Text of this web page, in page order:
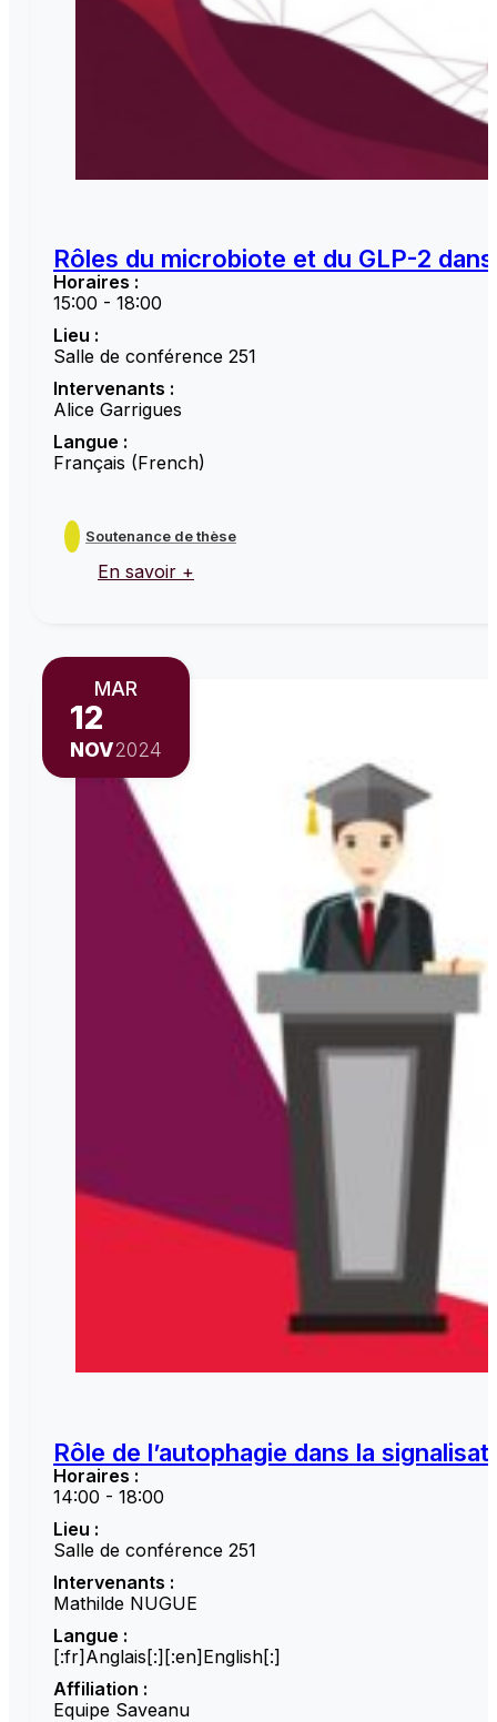
Rôles du microbiote et du GLP-2
Horaires :
15:00 - 18:00
Lieu :
Salle de conférence 251
Intervenants :
Alice Garrigues
Langue :
Français (French)
Soutenance de thèse
En savoir +
MAR
12
NOV2024
Rôle de l’autophagie dans la
Horaires :
14:00 - 18:00
Lieu :
Salle de conférence 251
Intervenants :
Mathilde NUGUE
Langue :
[:fr]Anglais[:][:en]English[:]
Affiliation :
Equipe Saveanu